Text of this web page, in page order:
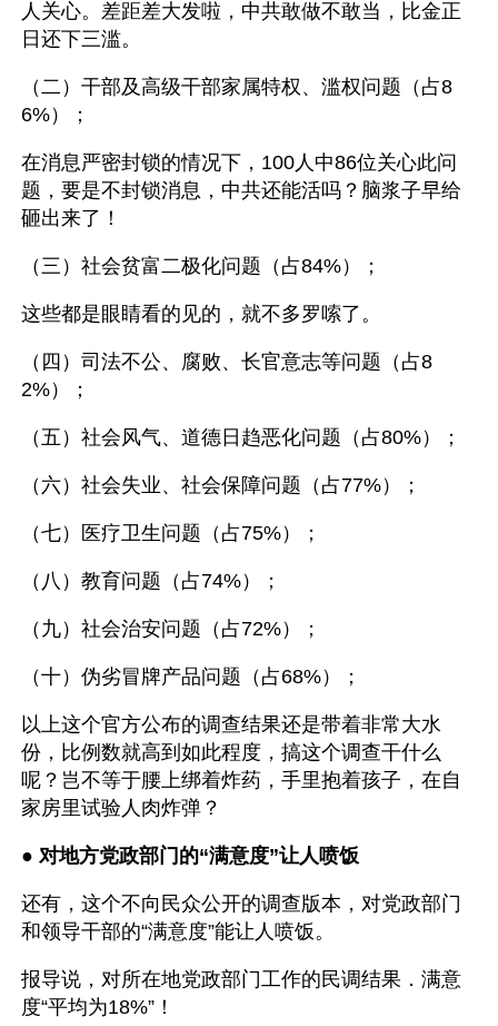
人关心。差距差大发啦，中共敢做不敢当，比金正
日还下三滥。
（二）干部及高级干部家属特权、滥权问题（占8
6%）；
在消息严密封锁的情况下，100人中86位关心此问
题，要是不封锁消息，中共还能活吗？脑浆子早给
砸出来了！
（三）社会贫富二极化问题（占84%）；
这些都是眼睛看的见的，就不多罗嗦了。
（四）司法不公、腐败、长官意志等问题（占8
2%）；
（五）社会风气、道德日趋恶化问题（占80%）；
（六）社会失业、社会保障问题（占77%）；
（七）医疗卫生问题（占75%）；
（八）教育问题（占74%）；
（九）社会治安问题（占72%）；
（十）伪劣冒牌产品问题（占68%）；
以上这个官方公布的调查结果还是带着非常大水
份，比例数就高到如此程度，搞这个调查干什么
呢？岂不等于腰上绑着炸药，手里抱着孩子，在自
家房里试验人肉炸弹？
● 对地方党政部门的“满意度”让人喷饭
还有，这个不向民众公开的调查版本，对党政部门
和领导干部的“满意度”能让人喷饭。
报导说，对所在地党政部门工作的民调结果．满意
度“平均为18%”！